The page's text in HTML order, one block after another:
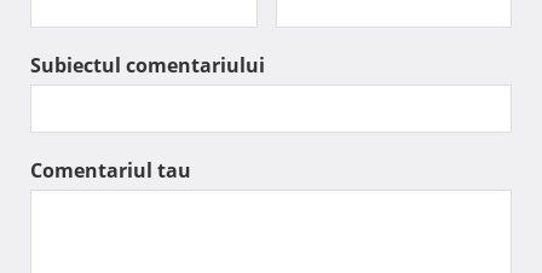
Subiectul comentariului
Comentariul tau